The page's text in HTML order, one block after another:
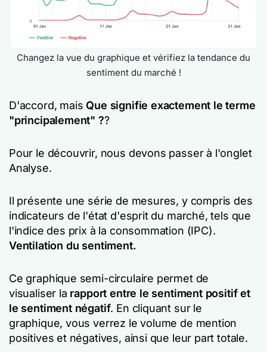
Changez la vue du graphique et vérifiez la tendance du
sentiment du marché !
D'accord, mais Que signifie exactement le terme
"principalement" ??
Pour le découvrir, nous devons passer à l'onglet
Analyse.
Il présente une série de mesures, y compris des
indicateurs de l'état d'esprit du marché, tels que
l'indice des prix à la consommation (IPC).
Ventilation du sentiment.
Ce graphique semi-circulaire permet de
visualiser la rapport entre le sentiment positif et
le sentiment négatif. En cliquant sur le
graphique, vous verrez le volume de mention
positives et négatives, ainsi que leur part totale.